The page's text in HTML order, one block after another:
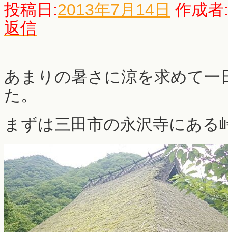
投稿日:2013年7月14日 作成者:
返信
あまりの暑さに涼を求めて
た。
まずは三田市の永沢寺にある